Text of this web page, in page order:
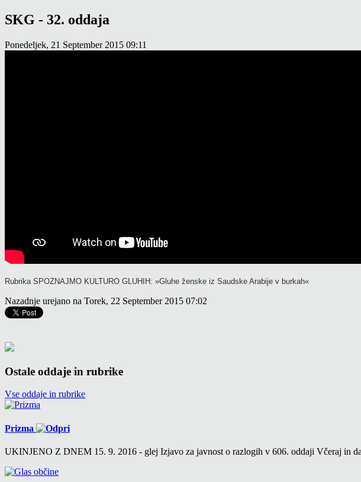
SKG - 32. oddaja
Ponedeljek, 21 September 2015 09:11
Rubrika SPOZNAJMO KULTURO GLUHIH: »Gluhe ženske iz Saudske Arabije v burkah«
Nazadnje urejano na Torek, 22 September 2015 07:02
Ostale oddaje in rubrike
Vse oddaje in rubrike
Prizma
UKINJENO Z DNEM 15. 9. 2016 - glej Izjavo za javnost o razlogih v 606. oddaji Včeraj in